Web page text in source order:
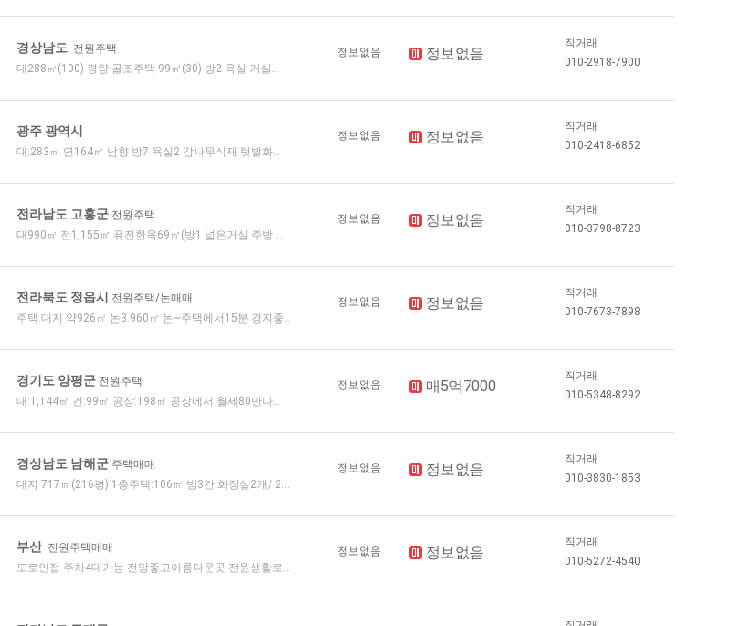
경상남도 전원주택
대288㎡(100) 경량 골조주택 99㎡(30) 방2 욕실 거실...
정보없음 정보없음
직거래
010-2918-7900
광주 광역시
대:283㎡ 연164㎡ 남향 방7 욕실2 감나무식재 텃밭화...
정보없음 정보없음
직거래
010-2418-6852
전라남도 고흥군 전원주택
대990㎡ 전1,155㎡ 퓨전한옥69㎡(방1 넓은거실 주방 ...
정보없음 정보없음
직거래
010-3798-8723
전라북도 정읍시
전원주택/논매매
주택.대지 약926㎡ 논3.960㎡ 논~주택에서15분 경지좋...
정보없음 정보없음
직거래
010-7673-7898
경기도 양평군 전원주택
대:1,144㎡ 건:99㎡ 공장:198㎡ 공장에서 월세80만나...
정보없음 매5억7000
직거래
010-5348-8292
경상남도 남해군 주택매매
대지 717㎡(216평) 1층주택:106㎡ 방3칸 화장실2개/ 2...
정보없음 정보없음
직거래
010-3830-1853
부산 전원주택매매
도로인접 주차4대가능 전망좋고아름다운곳 전원생활로...
정보없음 정보없음
직거래
010-5272-4540